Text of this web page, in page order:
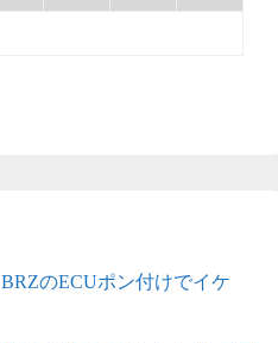
BRZのECUポン付けでイケ